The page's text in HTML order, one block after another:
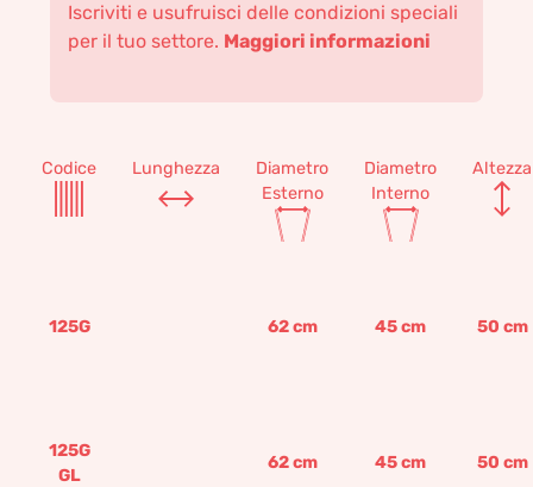
Iscriviti e usufruisci delle condizioni speciali
per il tuo settore. Maggiori informazioni
Codice Lunghezza
Diametro
Esterno
Diametro
Interno
Altezza
125G 62cm 45cm 50 cm
125G
GL
62cm 45cm 50 cm